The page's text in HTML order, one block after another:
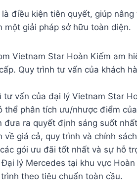
điều kiện tiên quyết, giúp
một giải pháp sở hữu toàn diện.
Vietnam Star Hoàn Kiếm am
Quy trình tư vấn của khách
tư vấn của đại lý Vietnam Star
thể phân tích ưu/nhược điểm
đưa ra quyết định sáng suốt
về giá cả, quy trình và chính
gói ưu đãi tốt nhất và sự hỗ
Đại lý Mercedes tại khu vực
theo tiêu chuẩn toàn cầu.